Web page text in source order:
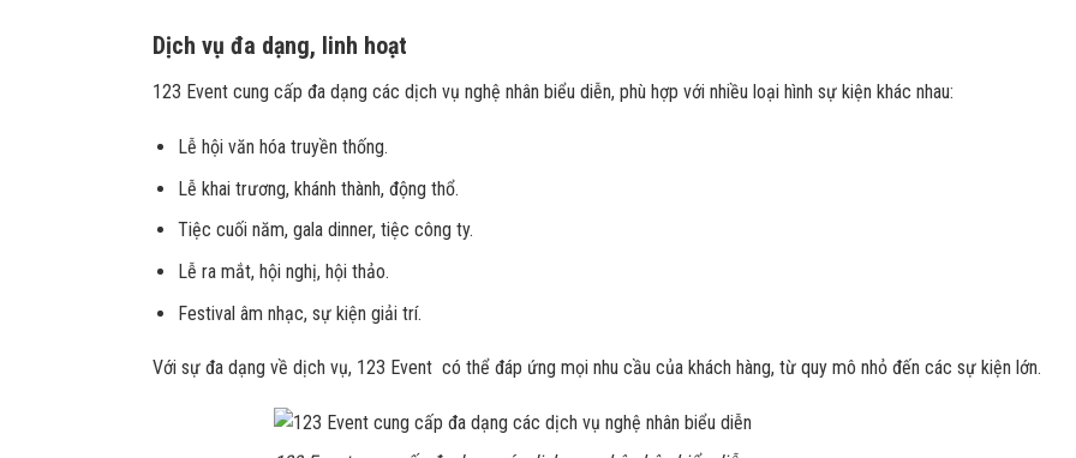
Dịch vụ đa dạng, linh hoạt
123 Event cung cấp đa dạng các dịch vụ nghệ nhân biểu diễn, phù hợp với nhiều loại hình sự kiện khác nhau:
Lễ hội văn hóa truyền thống.
Lễ khai trương, khánh thành, động thổ.
Tiệc cuối năm, gala dinner, tiệc công ty.
Lễ ra mắt, hội nghị, hội thảo.
Festival âm nhạc, sự kiện giải trí.
Với sự đa dạng về dịch vụ, 123 Event có thể đáp ứng mọi nhu cầu của khách hàng, từ quy mô nhỏ đến các sự kiện lớn.